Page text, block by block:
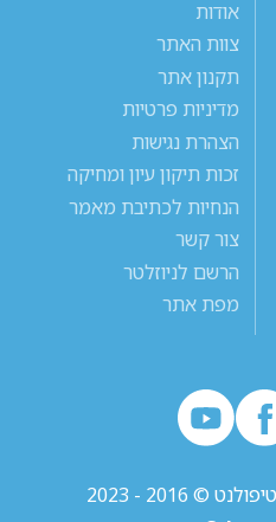
אודות
צוות האתר
תקנון אתר
מדיניות פרטיות
הצהרת נגישות
זכות תיקון עיון ומחיקה
הנחיות לכתיבת מאמר
צור קשר
הרשם לניוזלטר
מפת אתר
© 2016 - 2023